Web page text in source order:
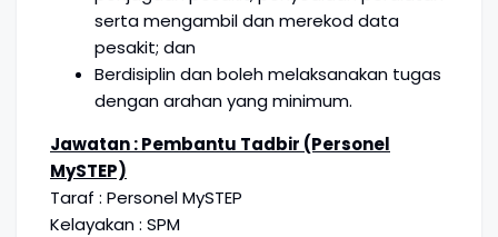
serta mengambil dan merekod data
pesakit; dan
Berdisiplin dan boleh melaksanakan tugas
dengan arahan yang minimum.
Jawatan : Pembantu Tadbir (Personel
MySTEP)
Taraf : Personel MySTEP
Kelayakan : SPM